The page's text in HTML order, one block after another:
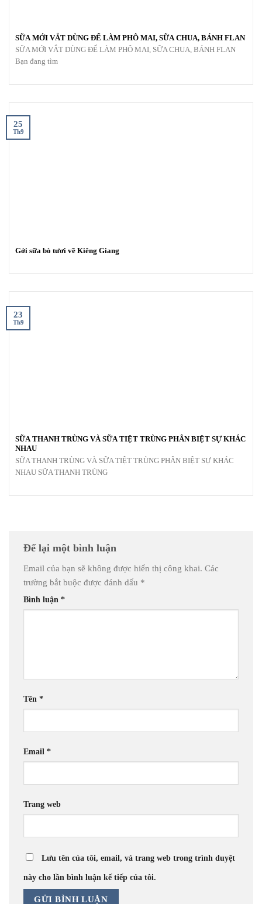
SỮA MỚI VẮT DÙNG ĐỂ LÀM PHÔ MAI, SỮA CHUA, BÁNH FLAN
SỮA MỚI VẮT DÙNG ĐỂ LÀM PHÔ MAI, SỮA CHUA, BÁNH FLAN
Bạn đang tìm
Gởi sữa bò tươi về Kiêng Giang
25
Th9
SỮA THANH TRÙNG VÀ SỮA TIỆT TRÙNG PHÂN BIỆT SỰ KHÁC
NHAU
SỮA THANH TRÙNG VÀ SỮA TIỆT TRÙNG PHÂN BIỆT SỰ KHÁC
NHAU SỮA THANH TRÙNG
23
Th9
Để lại một bình luận
Email của bạn sẽ không được hiển thị công khai. Các
trường bắt buộc được đánh dấu *
Bình luận *
Tên *
Email *
Trang web
Lưu tên của tôi, email, và trang web trong trình duyệt
này cho lần bình luận kế tiếp của tôi.